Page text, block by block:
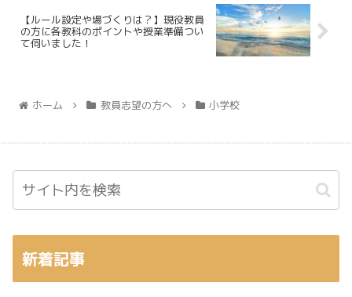
【ルール設定や場づくりは？】現役教員
の方に各教科のポイントや授業準備つい
て伺いました！
ホーム 教員志望の方へ 小学校
新着記事